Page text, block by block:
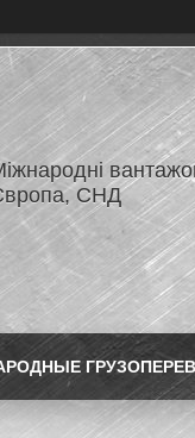
СНД